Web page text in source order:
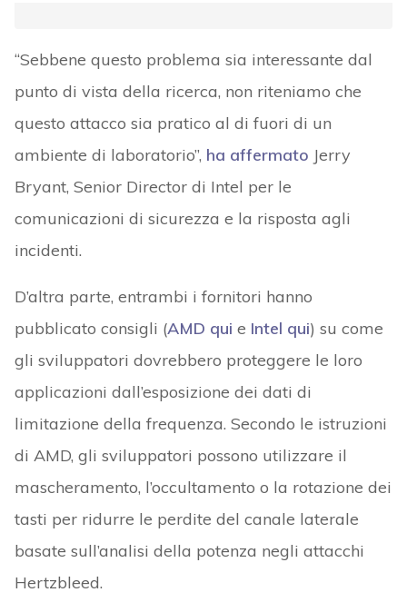
“Sebbene questo problema sia interessante dal
punto di vista della ricerca, non riteniamo che
questo attacco sia pratico al di fuori di un
ambiente di laboratorio”, ha affermato Jerry
Bryant, Senior Director di Intel per le
comunicazioni di sicurezza e la risposta agli
incidenti.
D’altra parte, entrambi i fornitori hanno
pubblicato consigli (AMD qui e Intel qui) su come
gli sviluppatori dovrebbero proteggere le loro
applicazioni dall’esposizione dei dati di
limitazione della frequenza. Secondo le istruzioni
di AMD, gli sviluppatori possono utilizzare il
mascheramento, l’occultamento o la rotazione dei
tasti per ridurre le perdite del canale laterale
basate sull’analisi della potenza negli attacchi
Hertzbleed.